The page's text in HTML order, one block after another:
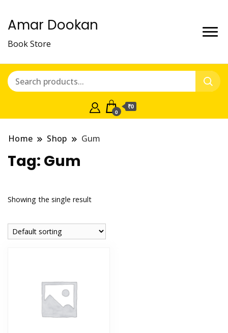
Amar Dookan
Book Store
0
₹0
Home Shop Gum
Tag: Gum
Showing the single result